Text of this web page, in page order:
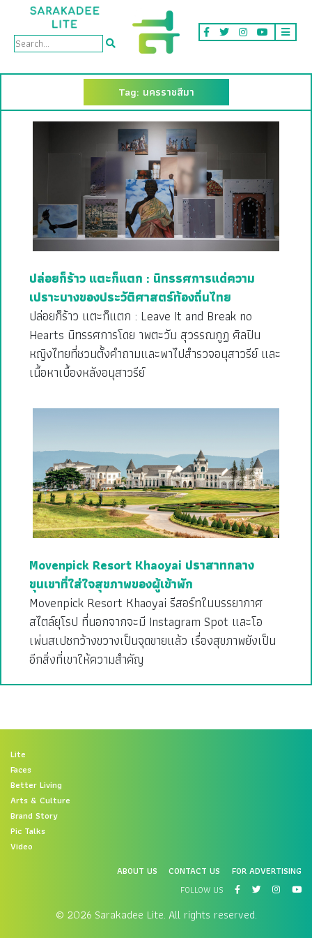
Tag: นครราชสีมา
ปล่อยก็ร้าว แตะก็แตก : นิทรรศการแด่ความ
เปราะบางของประวัติศาสตร์ท้องถิ่นไทย
ปล่อยก็ร้าว แตะก็แตก : Leave It and Break no
Hearts นิทรรศการโดย าพตะวัน สุวรรณกูฏ ศิลปิน
หญิงไทยที่ชวนตั้งคำถามและพาไปสำรวจอนุสาวรีย์ และ
เนื้อหาเบื้องหลังอนุสาวรีย์
Movenpick Resort Khaoyai ปราสาทกลาง
ขุนเขาที่ใส่ใจสุขภาพของผู้เข้าพัก
Movenpick Resort Khaoyai รีสอร์ทในบรรยากาศ
สไตล์ยุโรป ที่นอกจากจะมี Instagram Spot และโอ
เพ่นสเปซกว้างขวางเป็นจุดขายแล้ว เรื่องสุขภาพยังเป็น
อีกสิ่งที่เขาให้ความสำคัญ
Lite
Faces
Better Living
Arts & Culture
Brand Story
Pic Talks
Video
ABOUT US
CONTACT US
FOR ADVERTISING
FOLLOW US
© 2026 Sarakadee Lite. All rights reserved.